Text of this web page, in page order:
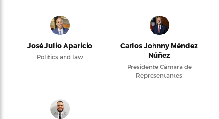
José Julio Aparicio
Politics and law
Carlos Johnny Méndez
Núñez
Presidente Cámara de
Representantes